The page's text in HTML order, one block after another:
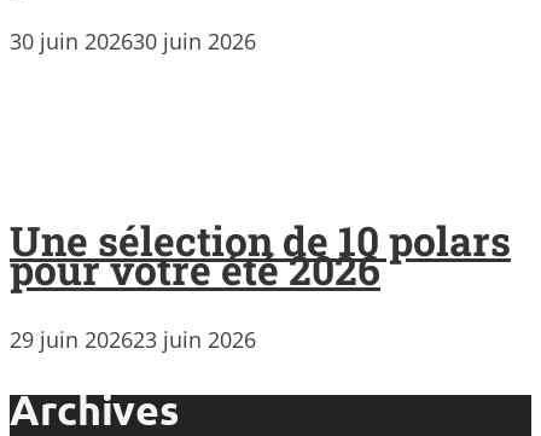
30 juin 202630 juin 2026
Une sélection de 10 polars
pour votre été 2026
29 juin 202623 juin 2026
Archives